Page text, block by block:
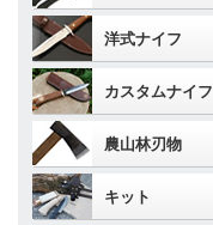
洋式ナイフ
カスタムナイフ
農山林刃物
キット